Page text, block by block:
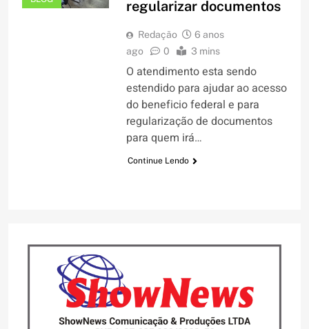
regularizar documentos
Redação
6 anos
ago
0 3 mins
O atendimento esta sendo
estendido para ajudar ao acesso
do beneficio federal e para
regularização de documentos
para quem irá…
Continue Lendo